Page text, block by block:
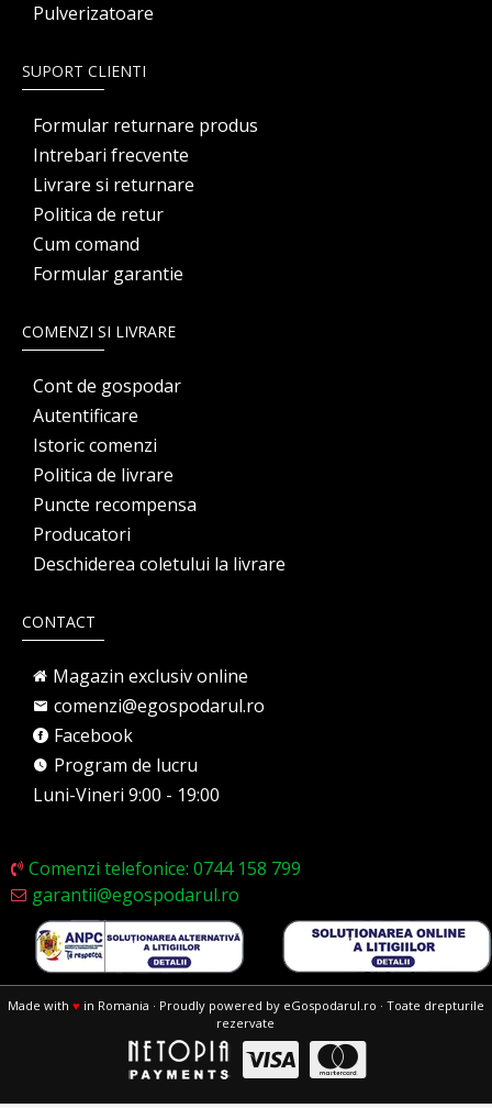
Pulverizatoare
SUPORT CLIENTI
Formular returnare produs
Intrebari frecvente
Livrare si returnare
Politica de retur
Cum comand
Formular garantie
COMENZI SI LIVRARE
Cont de gospodar
Autentificare
Istoric comenzi
Politica de livrare
Puncte recompensa
Producatori
Deschiderea coletului la livrare
CONTACT
Magazin exclusiv online
comenzi@egospodarul.ro
Facebook
Program de lucru
Luni-Vineri 9:00 - 19:00
Comenzi telefonice: 0744 158 799
garantii@egospodarul.ro
Made with ♥ in Romania · Proudly powered by eGospodarul.ro · Toate drepturile
rezervate